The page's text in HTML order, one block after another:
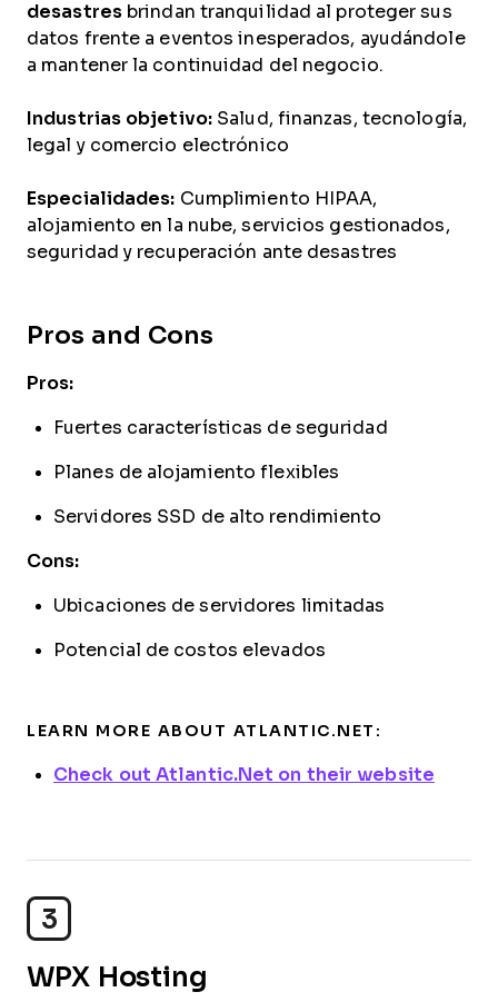
desastresbrindan tranquilidad al proteger sus
datos frente a eventos inesperados, ayudándole
a mantener la continuidad del negocio.
Industrias objetivo: Salud, finanzas, tecnología,
legal y comercio electrónico
Especialidades: Cumplimiento HIPAA,
alojamiento en la nube, servicios gestionados,
seguridad y recuperación ante desastres
Pros and Cons
Pros:
Fuertes características de seguridad
Planes de alojamiento flexibles
Servidores SSD de alto rendimiento
Cons:
Ubicaciones de servidores limitadas
Potencial de costos elevados
LEARN MORE ABOUT ATLANTIC.NET:
Check out Atlantic.Net on their website
3
WPX Hosting